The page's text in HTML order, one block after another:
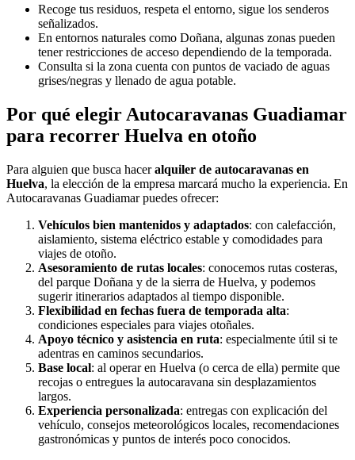
Recoge tus residuos, respeta el entorno, sigue los senderos
señalizados.
En entornos naturales como Doñana, algunas zonas pueden
tener restricciones de acceso dependiendo de la temporada.
Consulta si la zona cuenta con puntos de vaciado de aguas
grises/negras y llenado de agua potable.
Por qué elegir Autocaravanas Guadiamar
para recorrer Huelva en otoño
Para alguien que busca haceralquiler de autocaravanas en
Huelva, la elección de la empresa marcará mucho la experiencia. En
Autocaravanas Guadiamar puedes ofrecer:
Vehículos bien mantenidos y adaptados: con calefacción,
aislamiento, sistema eléctrico estable y comodidades para
viajes de otoño.
Asesoramiento de rutas locales: conocemos rutas costeras,
del parque Doñana y de la sierra de Huelva, y podemos
sugerir itinerarios adaptados al tiempo disponible.
Flexibilidad en fechas fuera de temporada alta:
condiciones especiales para viajes otoñales.
Apoyo técnico y asistencia en ruta: especialmente útil si te
adentras en caminos secundarios.
Base local: al operar en Huelva (o cerca de ella) permite que
recojas o entregues la autocaravana sin desplazamientos
largos.
Experiencia personalizada: entregas con explicación del
vehículo, consejos meteorológicos locales, recomendaciones
gastronómicas y puntos de interés poco conocidos.